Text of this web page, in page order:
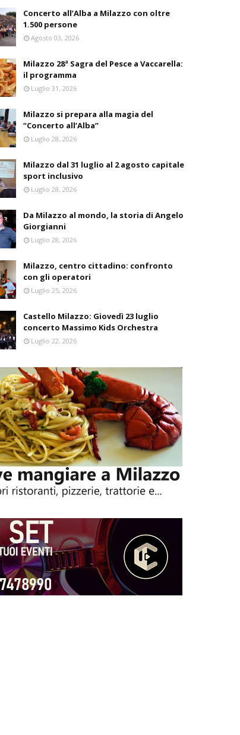
Concerto all’Alba a Milazzo con oltre
1.500 persone
Agosto 03, 2026
Milazzo 28ª Sagra del Pesce a Vaccarella:
il programma
Luglio 31, 2026
Milazzo si prepara alla magia del
“Concerto all’Alba”
Luglio 28, 2026
Milazzo dal 31 luglio al 2 agosto capitale
sport inclusivo
Luglio 28, 2026
Da Milazzo al mondo, la storia di Angelo
Giorgianni
Luglio 28, 2026
Milazzo, centro cittadino: confronto
con gli operatori
Luglio 25, 2026
Castello Milazzo: Giovedì 23 luglio
concerto Massimo Kids Orchestra
Luglio 22, 2026